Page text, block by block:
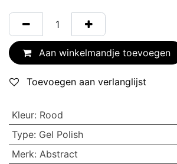
Aan winkelmandje toevoegen
Toevoegen aan verlanglijst
Kleur: Rood
Type: Gel Polish
Merk: Abstract